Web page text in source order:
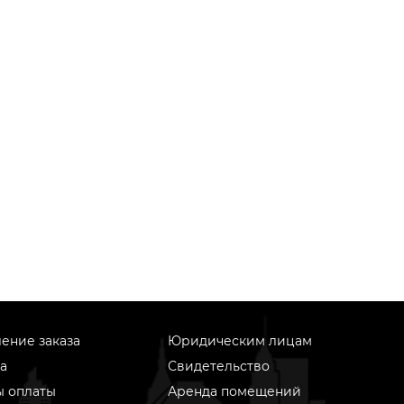
заказа
оплаты
Юридическим лицам
Свидетельство
Аренда помещений